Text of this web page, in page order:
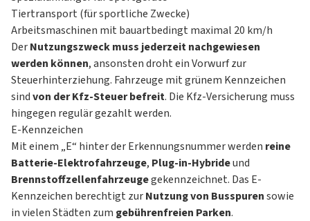
Tiertransport (für sportliche Zwecke)
Arbeitsmaschinen mit bauartbedingt maximal 20 km/h
DerNutzungszweck muss jederzeit nachgewiesen
werden können, ansonsten droht ein Vorwurf zur
Steuerhinterziehung. Fahrzeuge mit grünem Kennzeichen
sindvon der Kfz-Steuer befreit. Die Kfz-Versicherung muss
hingegen regulär gezahlt werden.
E-Kennzeichen
Mit einem „E“ hinter der Erkennungsnummer werden reine
Batterie-Elektrofahrzeuge, Plug-in-Hybrideund
Brennstoffzellenfahrzeugegekennzeichnet. Das E-
Kennzeichen berechtigt zurNutzung von Busspurensowie
in vielen Städten zum gebührenfreien Parken.